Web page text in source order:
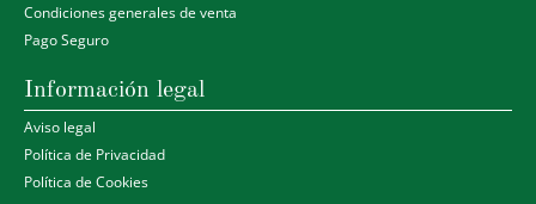
Condiciones generales de venta
Pago Seguro
Información legal
Aviso legal
Política de Privacidad
Política de Cookies